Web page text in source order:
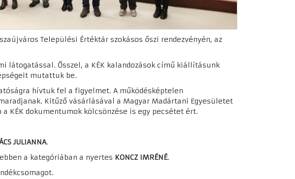
Települési Értéktár szokásos őszi rendezvényén, az
látogatással. Ősszel, a KÉK kalandozások című kiállításunk
mutattuk be.
hívtuk fel a figyelmet. A működésképtelen
Kitűző vásárlásával a Magyar Madártani Egyesületet
KÉK dokumentumok kölcsönzése is egy pecsétet ért.
JULIANNA.
a kategóriában a nyertes KONCZ IMRÉNÉ.